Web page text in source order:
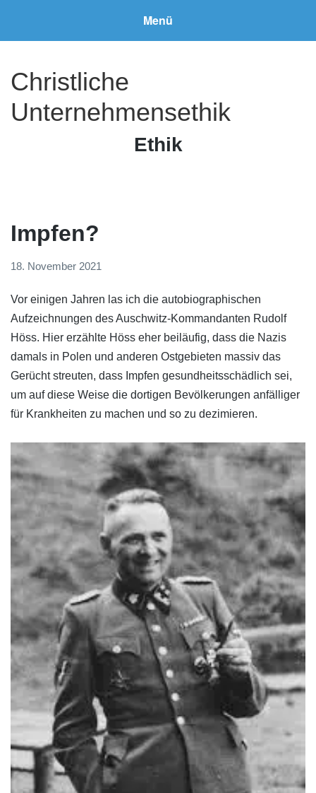
Menü
Christliche
Unternehmensethik
Schlagwort:
Ethik
Impfen?
18. November 2021
Vor einigen Jahren las ich die autobiographischen
Aufzeichnungen des Auschwitz-Kommandanten Rudolf
Höss. Hier erzählte Höss eher beiläufig, dass die Nazis
damals in Polen und anderen Ostgebieten massiv das
Gerücht streuten, dass Impfen gesundheitsschädlich sei,
um auf diese Weise die dortigen Bevölkerungen anfälliger
für Krankheiten zu machen und so zu dezimieren.